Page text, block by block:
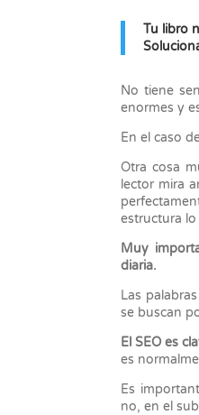
Tu libro
No tiene
enormes y
En el caso
Otra cosa
lector mira
estructura
Muy
diaria.
Las
se buscan
El SEO es
es
Es
no, en el